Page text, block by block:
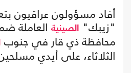
أفاد مسؤولون عراقيون
"زيبك" الصينية
محافظة ذي قار في جنوب
الثلاثاء، على أيدي